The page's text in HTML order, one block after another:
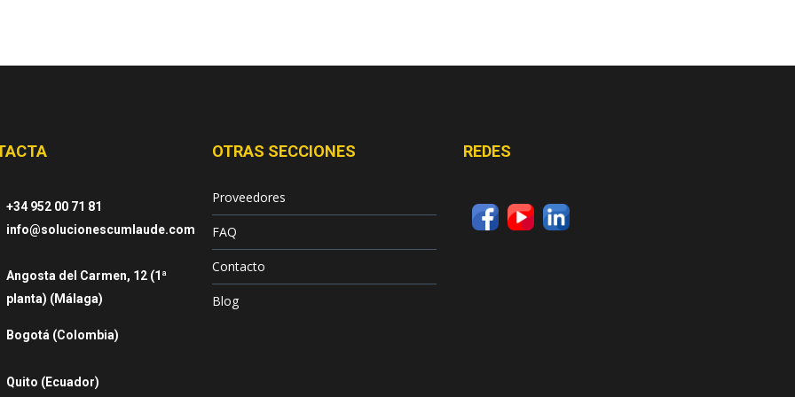
+34 952 00 71 81
info@solucionescumlaude.com
Angosta del Carmen, 12 (1ª
planta) (Málaga)
Bogotá (Colombia)
Quito (Ecuador)
OTRAS SECCIONES
Proveedores
FAQ
Contacto
Blog
REDES